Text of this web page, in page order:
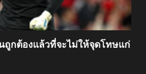
ถูกต้องแล้วที่จะไม่ให้จุดโทษแก่